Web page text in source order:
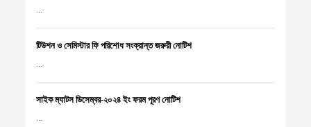
...
টিউশন ও সেমিস্টার ফি পরিশোধ সংক্রান্ত জরুরী নোটিশ
...
সাইক ম্যাটস ডিসেম্বর-২০২৪ ইং ফরম পূরণ নোটিশ
...